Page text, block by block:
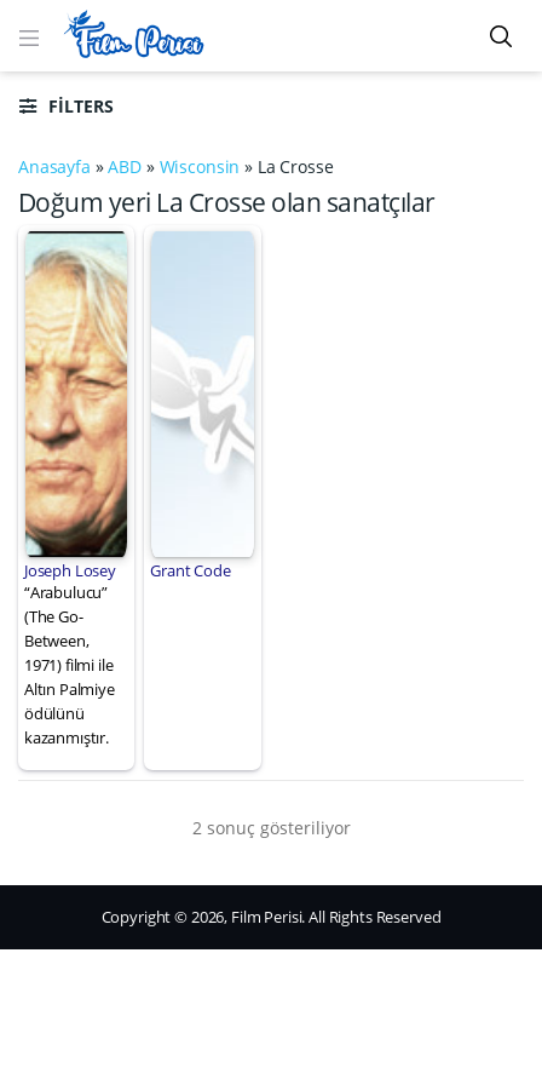
FILTERS
Anasayfa »ABD » Wisconsin » La Crosse
Doğum yeri La Crosse olan sanatçılar
Joseph Losey
“Arabulucu”
(The Go-
Between,
1971) filmi ile
Altın Palmiye
ödülünü
kazanmıştır.
Grant Code
2 sonuç gösteriliyor
Copyright © 2026, Film Perisi. All Rights Reserved